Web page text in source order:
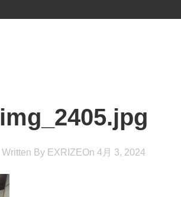
img_2405.jpg
Written ByEXRIZEOn 4月 3, 2024